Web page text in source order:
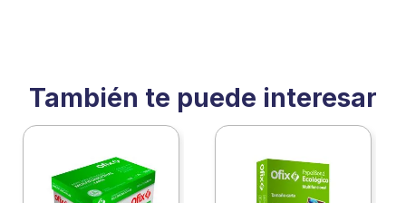
También te puede interesar